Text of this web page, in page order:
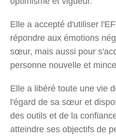
Elle a accepté d'utiliser
répondre aux émotions
sœur, mais aussi pour
personne nouvelle et
Elle a libéré toute une vie
l'égard de sa sœur et
des outils et de la
atteindre ses objectifs de